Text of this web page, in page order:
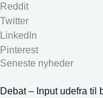
Reddit
Twitter
LinkedIn
Pinterest
Seneste nyheder
Debat – Input udefra